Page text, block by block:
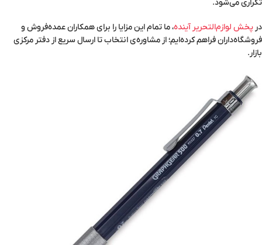
تکراری می‌شود.
در پخش لوازم‌التحریر آینده، ما تمام این مزایا را برای همکاران عمده‌فروش و
فروشگاه‌داران فراهم کرده‌ایم؛ از مشاوره‌ی انتخاب تا ارسال سریع از دفتر مرکزی
بازار.